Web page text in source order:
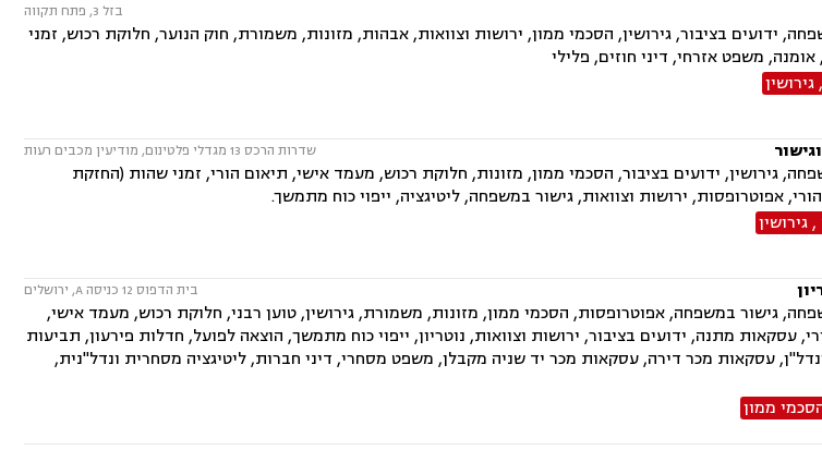
בזל 3, פתח תקווה
ידועים בציבור, גירושין, הסכמי ממון, ירושות וצוואות, אבהות, מזונות, משמורת, חוק הנוער, חלוקת רכוש, זמני
משפט אזרחי, דיני חוזים, פלילי
גירושין
שדרות הרכס 13 מגדלי פלטינום, מודיעין מכבים רעות
גירושין, ידועים בציבור, הסכמי ממון, מזונות, חלוקת רכוש, מעמד אישי, תיאום הורי, זמני שהות (החזקת
אפוטרופסות, ירושות וצוואות, גישור במשפחה, ליטיגציה, ייפוי כוח מתמשך.
,גירושין
בית הדפוס 12 כניסה A, ירושלים
גישור במשפחה, אפוטרופסות, הסכמי ממון, מזונות, משמורת, גירושין, טוען רבני, חלוקת רכוש, מעמד אישי,
עסקאות מתנה, ידועים בציבור, ירושות וצוואות, נוטריון, ייפוי כוח מתמשך, הוצאה לפועל, חדלות פירעון, תביעות
עסקאות מכר דירה, עסקאות מכר יד שניה מקבלן, משפט מסחרי, דיני חברות, ליטיגציה מסחרית ונדל"נית,
ממון